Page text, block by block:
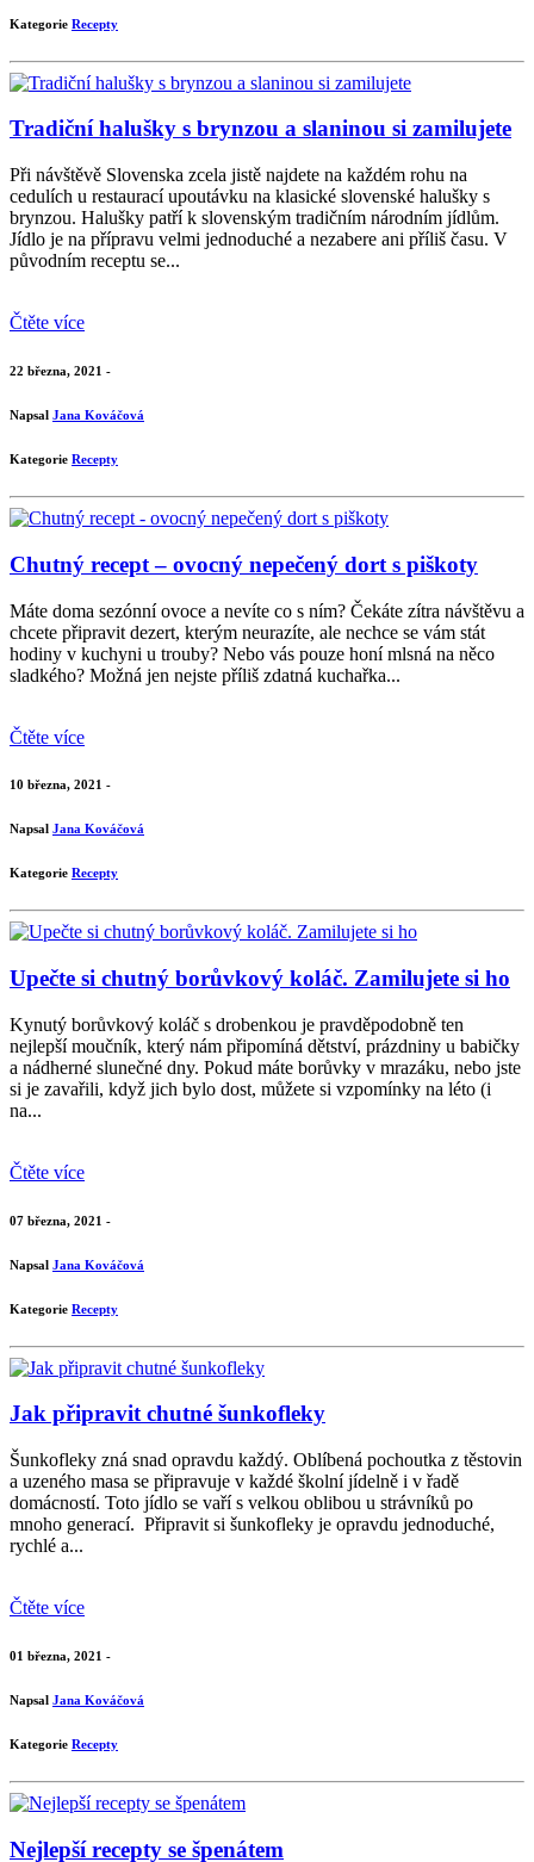
Kategorie Recepty
Tradiční halušky s brynzou a slaninou si zamilujete
Při návštěvě Slovenska zcela jistě najdete na každém rohu na
cedulích u restaurací upoutávku na klasické slovenské halušky s
brynzou. Halušky patří k slovenským tradičním národním jídlům.
Jídlo je na přípravu velmi jednoduché a nezabere ani příliš času. V
původním receptu se...
Čtěte více
22 března, 2021 -
Napsal Jana Kováčová
Kategorie Recepty
Chutný recept – ovocný nepečený dort s piškoty
Máte doma sezónní ovoce a nevíte co s ním? Čekáte zítra návštěvu a
chcete připravit dezert, kterým neurazíte, ale nechce se vám stát
hodiny v kuchyni u trouby? Nebo vás pouze honí mlsná na něco
sladkého? Možná jen nejste příliš zdatná kuchařka...
Čtěte více
10 března, 2021 -
Napsal Jana Kováčová
Kategorie Recepty
Upečte si chutný borůvkový koláč. Zamilujete si ho
Kynutý borůvkový koláč s drobenkou je pravděpodobně ten
nejlepší moučník, který nám připomíná dětství, prázdniny u babičky
a nádherné slunečné dny. Pokud máte borůvky v mrazáku, nebo jste
si je zavařili, když jich bylo dost, můžete si vzpomínky na léto (i
na...
Čtěte více
07 března, 2021 -
Napsal Jana Kováčová
Kategorie Recepty
Jak připravit chutné šunkofleky
Šunkofleky zná snad opravdu každý. Oblíbená pochoutka z těstovin
a uzeného masa se připravuje v každé školní jídelně i v řadě
domácností. Toto jídlo se vaří s velkou oblibou u strávníků po
mnoho generací. Připravit si šunkofleky je opravdu jednoduché,
rychlé a...
Čtěte více
01 března, 2021 -
Napsal Jana Kováčová
Kategorie Recepty
Nejlepší recepty se špenátem